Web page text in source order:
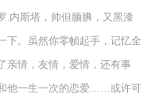
.内斯塔，帅但腼腆，又黑漆
。虽然你零帧起手，记忆全
亲情，友情，爱情，还有事
他一生一次的恋爱……或许可